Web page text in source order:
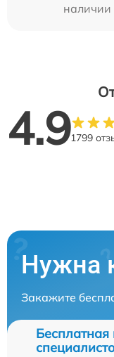
наличии
4.91799
Нужна
Закажите
Бесплатная